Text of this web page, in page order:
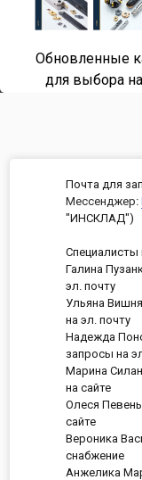
Обновленные
для выбора
Почта для
Мессенджер:
"ИНСКЛАД")
Специалисты
Галина
эл. почту
Ульяна
на эл. почту
Надежда
запросы на
Марина
на сайте
Олеся Певень
сайте
Вероника
снабжение
Анжелика